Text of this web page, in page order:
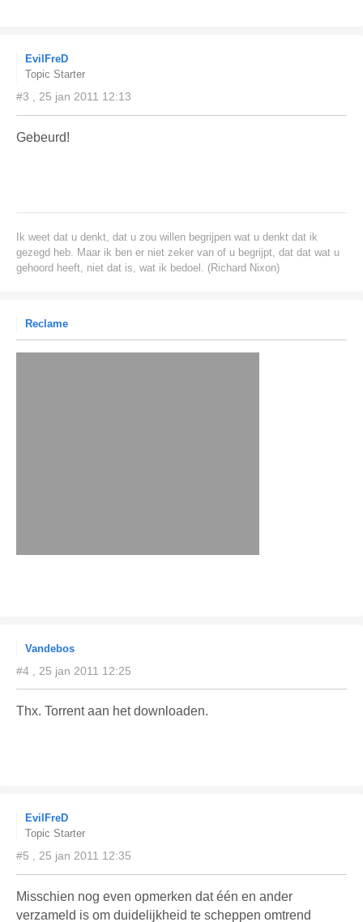
EvilFreD
Topic Starter
#3 , 25 jan 2011 12:13
Gebeurd!
Ik weet dat u denkt, dat u zou willen begrijpen wat u denkt dat ik
gezegd heb. Maar ik ben er niet zeker van of u begrijpt, dat dat wat u
gehoord heeft, niet dat is, wat ik bedoel. (Richard Nixon)
Reclame
Vandebos
#4 , 25 jan 2011 12:25
Thx. Torrent aan het downloaden.
EvilFreD
Topic Starter
#5 , 25 jan 2011 12:35
Misschien nog even opmerken dat één en ander
verzameld is om duidelijkheid te scheppen omtrend